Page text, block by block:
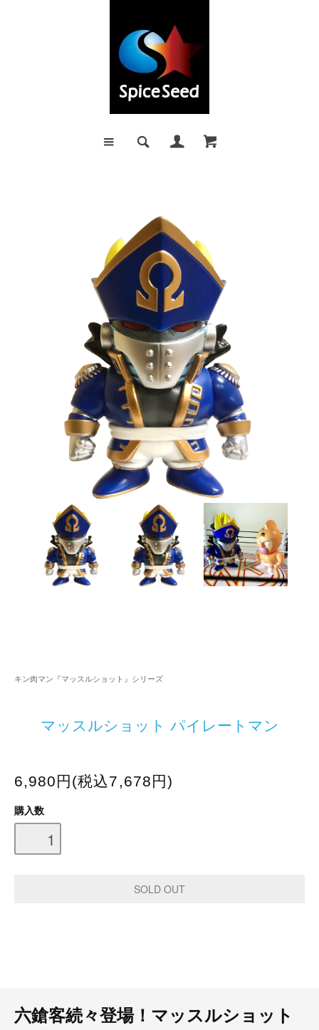
キン肉マン『マッスルショット』シリーズ
マッスルショット パイレートマン
6,980円(税込7,678円)
購入数
六鎗客続々登場！マッスルショット